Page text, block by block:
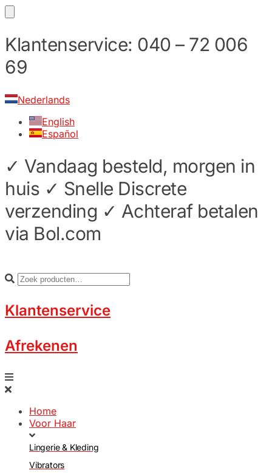
Skip
to
navigation
Skip
to
content
Klantenservice: 040 – 72 006
69
Nederlands
English
Español
✓ Vandaag besteld, morgen in
huis ✓ Snelle Discrete
verzending ✓ Achteraf betalen
via Bol.com
Klantenservice
Afrekenen
Home
Voor Haar
Lingerie & Kleding
Vibrators